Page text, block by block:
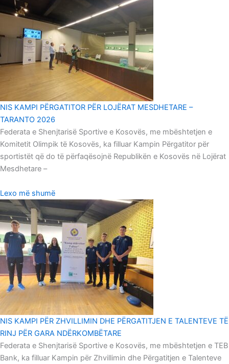
NIS KAMPI PËRGATITOR PËR LOJËRAT MESDHETARE –
TARANTO 2026
Federata e Shenjtarisë Sportive e Kosovës, me mbështetjen e
Komitetit Olimpik të Kosovës, ka filluar Kampin Përgatitor për
sportistët që do të përfaqësojnë Republikën e Kosovës në Lojërat
Mesdhetare –
Lexo më shumë
NIS KAMPI PËR ZHVILLIMIN DHE PËRGATITJEN E TALENTEVE TË
RINJ PËR GARA NDËRKOMBËTARE
Federata e Shenjtarisë Sportive e Kosovës, me mbështetjen e TEB
Bank, ka filluar Kampin për Zhvillimin dhe Përgatitjen e Talenteve